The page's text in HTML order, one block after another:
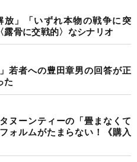
放」「いずれ本物の戦争に突
骨に交戦的〉なシナリオ
若者への豊田章男の回答が正
た
ヌーンティーの「畳まなくて
ォルムがたまらない！《購入